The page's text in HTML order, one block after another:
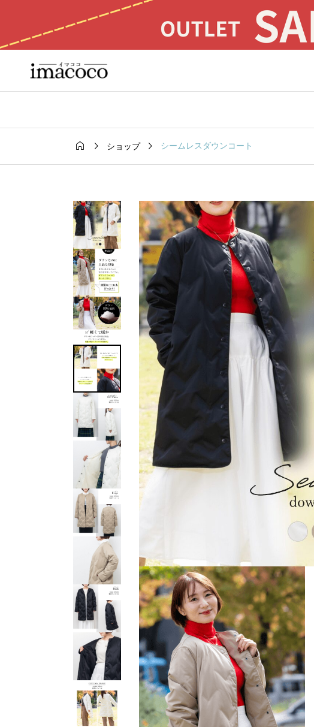
  ショップ  シームレスダウンコート